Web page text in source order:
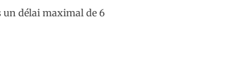
un délai maximal de 6